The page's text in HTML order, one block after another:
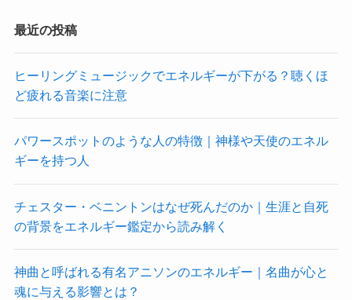
最近の投稿
ヒーリングミュージックでエネルギーが下がる？聴くほ
ど疲れる音楽に注意
パワースポットのような人の特徴｜神様や天使のエネル
ギーを持つ人
チェスター・ベニントンはなぜ死んだのか｜生涯と自死
の背景をエネルギー鑑定から読み解く
神曲と呼ばれる有名アニソンのエネルギー｜名曲が心と
魂に与える影響とは？